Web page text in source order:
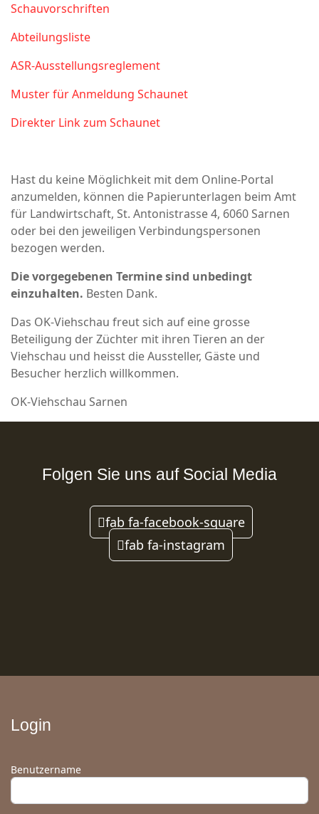
Schauvorschriften
Abteilungsliste
ASR-Ausstellungsreglement
Muster für Anmeldung Schaunet
Direkter Link zum Schaunet
Hast du keine Möglichkeit mit dem Online-Portal
anzumelden, können die Papierunterlagen beim Amt
für Landwirtschaft, St. Antonistrasse 4, 6060 Sarnen
oder bei den jeweiligen Verbindungspersonen
bezogen werden.
Die vorgegebenen Termine sind unbedingt
einzuhalten. Besten Dank.
Das OK-Viehschau freut sich auf eine grosse
Beteiligung der Züchter mit ihren Tieren an der
Viehschau und heisst die Aussteller, Gäste und
Besucher herzlich willkommen.
OK-Viehschau Sarnen
Folgen Sie uns auf Social Media
fab fa-facebook-square
fab fa-instagram
Login
Benutzername